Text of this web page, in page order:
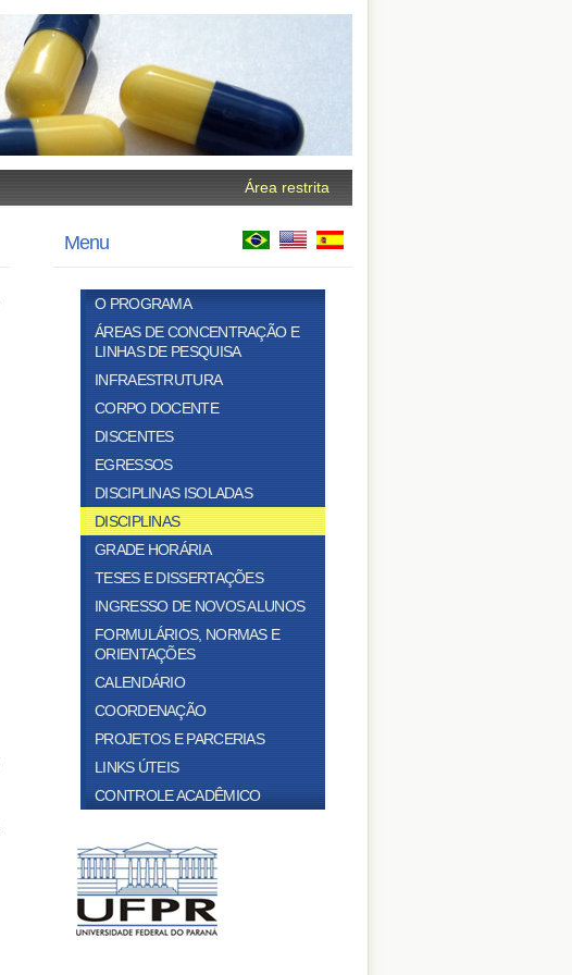
Área restrita
Menu
O PROGRAMA
ÁREAS DE CONCENTRAÇÃO E
LINHAS DE PESQUISA
INFRAESTRUTURA
CORPO DOCENTE
DISCENTES
EGRESSOS
DISCIPLINAS ISOLADAS
DISCIPLINAS
GRADE HORÁRIA
TESES E DISSERTAÇÕES
INGRESSO DE NOVOS ALUNOS
FORMULÁRIOS, NORMAS E
ORIENTAÇÕES
CALENDÁRIO
COORDENAÇÃO
PROJETOS E PARCERIAS
LINKS ÚTEIS
CONTROLE ACADÊMICO